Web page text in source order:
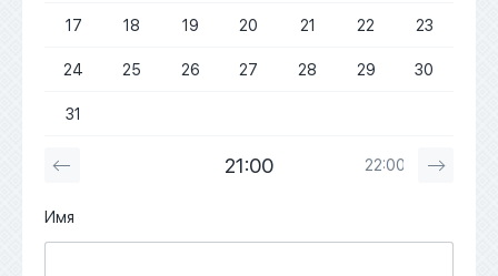
17 18 19 20 21 22 23
24 25 26 27 28 29 30
31
21:00 22:00
Имя